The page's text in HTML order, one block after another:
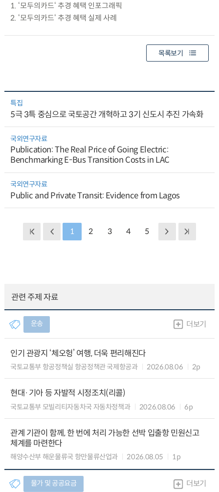
1. ‘모두의카드‘ 추경 혜택 인포그래픽
2. ‘모두의카드‘ 추경 혜택 실제 사례
목록보기
특집
5극 3특 중심으로 국토공간 개혁하고 3기 신도시 추진 가속화
국외연구자료
Publication: The Real Price of Going Electric:
Benchmarking E-Bus Transition Costs in LAC
국외연구자료
Public and Private Transit: Evidence from Lagos
1 2 3 4 5
관련 주제 자료
운송 더보기
인기 관광지 ‘체오헝’ 여행, 더욱 편리해진다
국토교통부 항공정책실 항공정책관 국제항공과 2026.08.06 2p
현대·기아 등 자발적 시정조치(리콜)
국토교통부 모빌리티자동차국 자동차정책과 2026.08.06 6p
관계 기관이 함께, 한 번에 처리 가능한 선박 입출항 민원신고
체계를 마련한다
해양수산부 해운물류국 항만물류산업과 2026.08.05 1p
물가 및 공공요금 더보기